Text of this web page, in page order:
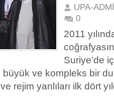
UPA-
0
2011
Suriye’de
ve kompleks bir
rejim yanlıları ilk dört